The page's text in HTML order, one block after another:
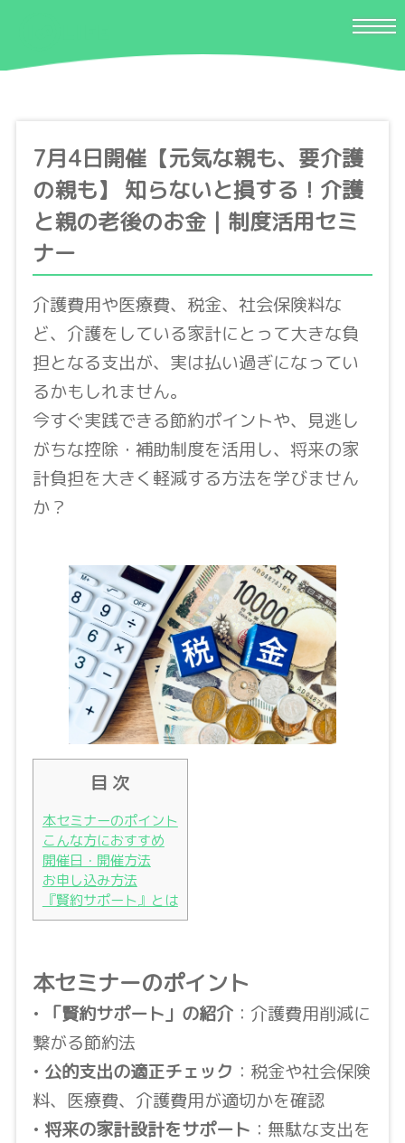
7月4日開催【元気な親も、要介護
の親も】 知らないと損する！介護
と親の老後のお金｜制度活用セミ
ナー
介護費用や医療費、税金、社会保険料な
ど、介護をしている家計にとって大きな負
担となる支出が、実は払い過ぎになってい
るかもしれません。
今すぐ実践できる節約ポイントや、見逃し
がちな控除・補助制度を活用し、将来の家
計負担を大きく軽減する方法を学びません
か？
目 次
本セミナーのポイント
こんな方におすすめ
開催日・開催方法
お申し込み方法
『賢約サポート』とは
本セミナーのポイント
• 「賢約サポート」の紹介：介護費用削減に
繋がる節約法
• 公的支出の適正チェック ：税金や社会保険
料、医療費、介護費用が適切かを確認
• 将来の家計設計をサポート ：無駄な支出を